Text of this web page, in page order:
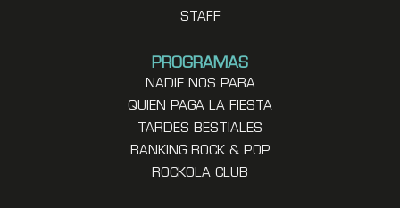
STAFF
PROGRAMAS
NADIE NOS PARA
QUIEN PAGA LA FIESTA
TARDES BESTIALES
RANKING ROCK & POP
ROCKOLA CLUB